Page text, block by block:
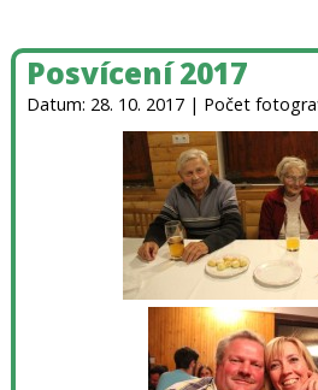
Posvícení 2017
Datum: 28. 10. 2017 | Počet